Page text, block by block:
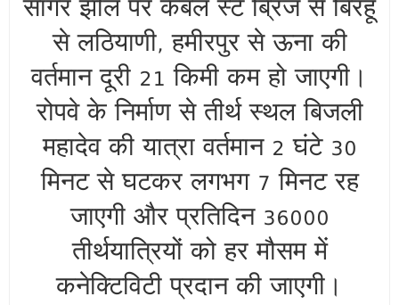
सागर झील पर केबल स्टे ब्रिज से बिरहू
से लठियाणी, हमीरपुर से ऊना की
वर्तमान दूरी 21 किमी कम हो जाएगी।
रोपवे के निर्माण से तीर्थ स्थल बिजली
महादेव की यात्रा वर्तमान 2 घंटे 30
मिनट से घटकर लगभग 7 मिनट रह
जाएगी और प्रतिदिन 36000
तीर्थयात्रियों को हर मौसम में
कनेक्टिविटी प्रदान की जाएगी।